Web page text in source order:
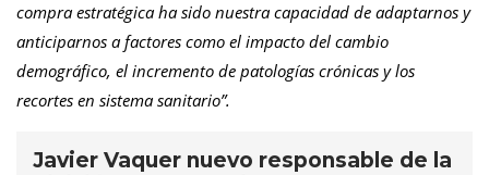
compra estratégica ha sido nuestra capacidad de adaptarnos y
anticiparnos a factores como el impacto del cambio
demográfico, el incremento de patologías crónicas y los
recortes en sistema sanitario”.
Javier Vaquer nuevo responsable de la